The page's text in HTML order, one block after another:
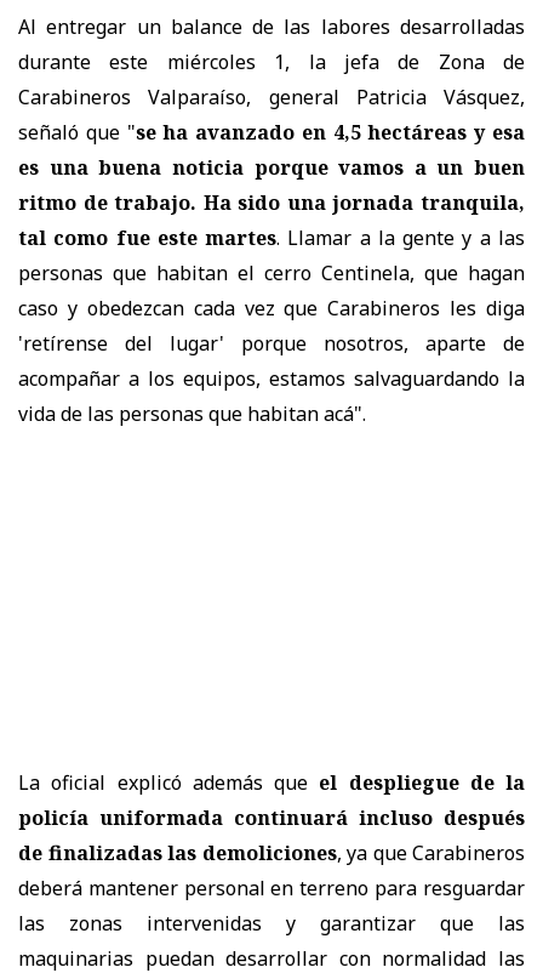
Al entregar un balance de las labores desarrolladas
durante este miércoles 1, la jefa de Zona de
Carabineros Valparaíso, general Patricia Vásquez,
señaló que "se ha avanzado en 4,5 hectáreas y esa
es una buena noticia porque vamos a un buen
ritmo de trabajo. Ha sido una jornada tranquila,
tal como fue este martes. Llamar a la gente y a las
personas que habitan el cerro Centinela, que hagan
caso y obedezcan cada vez que Carabineros les diga
'retírense del lugar' porque nosotros, aparte de
acompañar a los equipos, estamos salvaguardando la
vida de las personas que habitan acá".
La oficial explicó además que el despliegue de la
policía uniformada continuará incluso después
de finalizadas las demoliciones, ya que Carabineros
deberá mantener personal en terreno para resguardar
las zonas intervenidas y garantizar que las
maquinarias puedan desarrollar con normalidad las